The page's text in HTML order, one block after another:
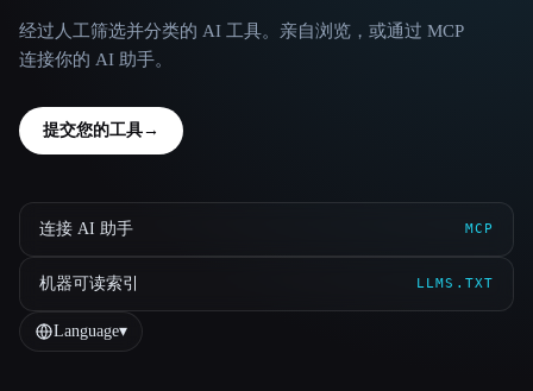
经过人工筛选并分类的 AI 工具。亲自浏览，或通过 MCP
连接你的 AI 助手。
提交您的工具→
连接 AI 助手 MCP
机器可读索引 LLMS.TXT
Language▾